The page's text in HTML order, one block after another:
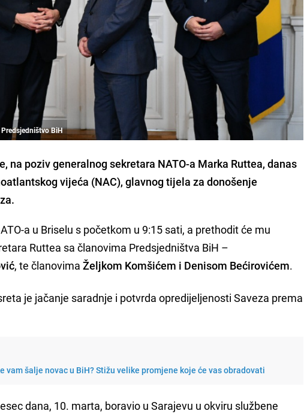
BiH
na poziv generalnog sekretara NATO-a Marka Ruttea, danas
vijeća (NAC), glavnog tijela za donošenje
a u Briselu s početkom u 9:15 sati, a prethodit će mu
Ruttea sa članovima Predsjedništva BiH –
, te članovimaŽeljkom Komšićem i Denisom Bećirovićem.
je jačanje saradnje i potvrda opredijeljenosti Saveza prema
vam šalje novac u BiH? Stižu velike promjene koje će vas obradovati
dana, 10. marta, boravio u Sarajevu u okviru službene